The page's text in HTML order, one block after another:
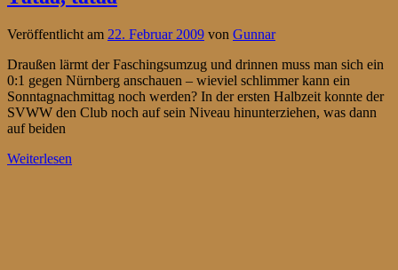
Veröffentlicht am 22. Februar 2009 von Gunnar
Draußen lärmt der Faschingsumzug und drinnen muss man sich ein
0:1 gegen Nürnberg anschauen – wieviel schlimmer kann ein
Sonntagnachmittag noch werden? In der ersten Halbzeit konnte der
SVWW den Club noch auf sein Niveau hinunterziehen, was dann
auf beiden
Weiterlesen